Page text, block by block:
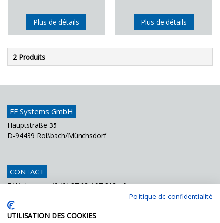
Plus de détails Plus de détails
2 Produits
FF Systems GmbH
Hauptstraße 35
D-94439 Roßbach/Münchsdorf
CONTACT
Téléphone +49 (0) 87 23 / 97 818 - 0
+49 (0) 87 23 / 97 818 - 70
Courriel
Politique de confidentialité
UTILISATION DES COOKIES